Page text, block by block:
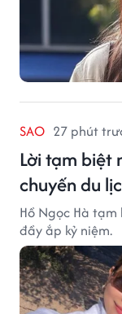
SAO 27 phút
Lời tạm biệt
chuyến du
Hồ Ngọc Hà
đầy ắp kỷ niệm.